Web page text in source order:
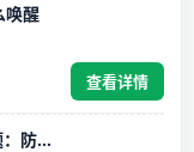
唤醒
查看详情
解决电脑桌面壁纸模糊问题：防止Windows压缩JPEG方法